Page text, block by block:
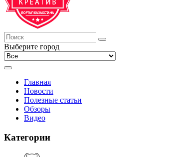
Выберите город
Главная
Новости
Полезные статьи
Обзоры
Видео
Категории